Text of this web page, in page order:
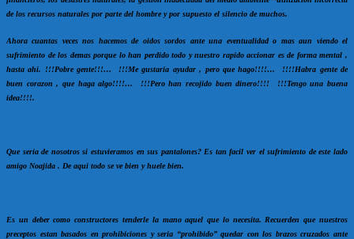
de los recursos naturales por parte del hombre y por supuesto el silencio de muchos.
Ahora cuantas veces nos hacemos de oidos sordos ante una eventualidad o mas aun viendo el
sufrimiento de los demas porque lo han perdido todo y nuestro rapido accionar es de forma mental ,
hasta ahi. !!!Pobre gente!!!… !!!Me gustaria ayudar , pero que hago!!!!… !!!!Habra gente de
buen corazon , que haga algo!!!!… !!!Pero han recojido buen dinero!!!! !!!Tengo una buena
idea!!!!.
Que seria de nosotros si estuvieramos en sus pantalones? Es tan facil ver el sufrimiento de este lado
amigo Noajida . De aqui todo se ve bien y huele bien.
Es un deber como constructores tenderle la mano aquel que lo necesita. Recuerden que nuestros
preceptos estan basados en prohibiciones y seria “prohibido” quedar con los brazos cruzados ante